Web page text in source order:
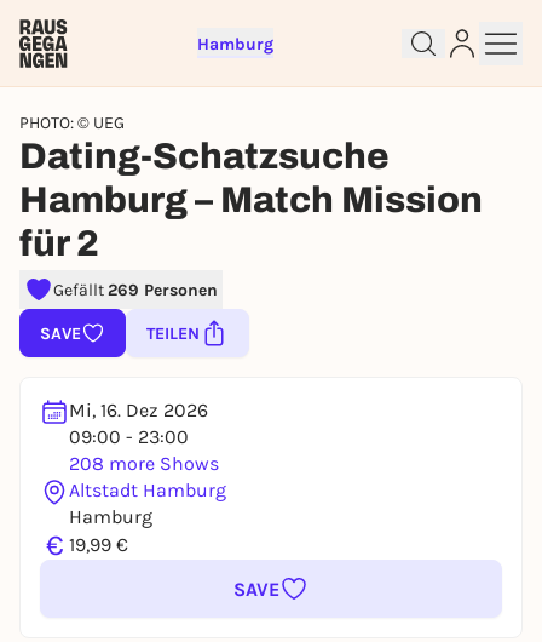
Hamburg
PHOTO: © UEG
Dating-Schatzsuche
Hamburg – Match Mission
für 2
Gefällt269 Personen
SAVE TEILEN
Mi, 16. Dez 2026
09:00 - 23:00
208 more Shows
Altstadt Hamburg
Hamburg
€ 19,99 €
SAVE
Sign up for free and get started
To like events, follow pages, or participate in
lotteries, you need a free Rausgegangen account.
You already have an account?